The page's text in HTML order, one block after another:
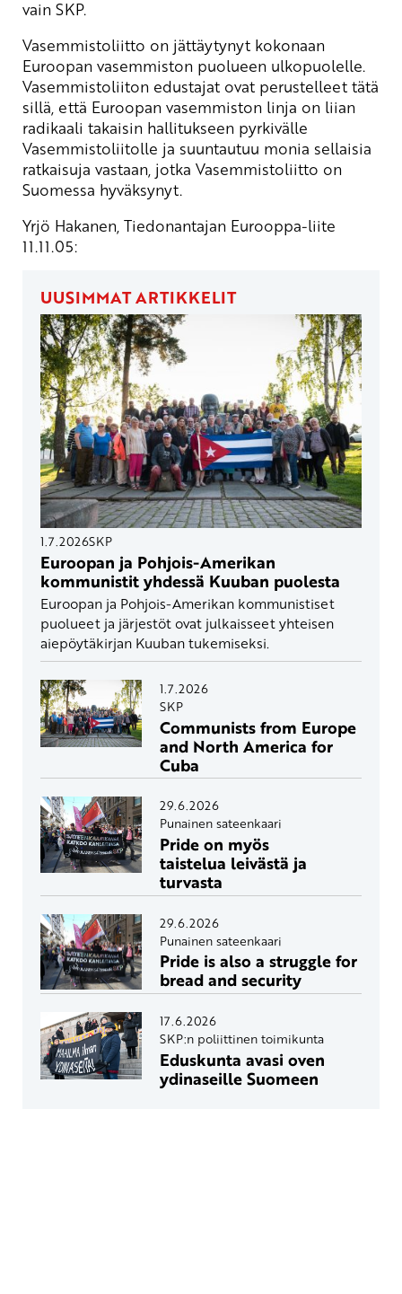
vain SKP.
Vasemmistoliitto on jättäytynyt kokonaan
Euroopan vasemmiston puolueen ulkopuolelle.
Vasemmistoliiton edustajat ovat perustelleet tätä
sillä, että Euroopan vasemmiston linja on liian
radikaali takaisin hallitukseen pyrkivälle
Vasemmistoliitolle ja suuntautuu monia sellaisia
ratkaisuja vastaan, jotka Vasemmistoliitto on
Suomessa hyväksynyt.
Yrjö Hakanen, Tiedonantajan Eurooppa-liite
11.11.05:
UUSIMMAT ARTIKKELIT
1.7.2026SKP
Euroopan ja Pohjois-Amerikan
kommunistit yhdessä Kuuban puolesta
Euroopan ja Pohjois-Amerikan kommunistiset
puolueet ja järjestöt ovat julkaisseet yhteisen
aiepöytäkirjan Kuuban tukemiseksi.
1.7.2026
SKP
Communists from Europe
and North America for
Cuba
29.6.2026
Punainen sateenkaari
Pride on myös
taistelua leivästä ja
turvasta
29.6.2026
Punainen sateenkaari
Pride is also a struggle for
bread and security
17.6.2026
SKP:n poliittinen toimikunta
Eduskunta avasi oven
ydinaseille Suomeen